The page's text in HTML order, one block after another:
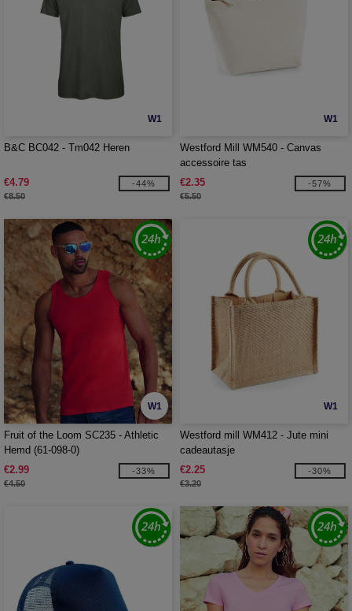
W1
B&C BC042 - Tm042 Heren
€4.79
€8.50
-44%
W1
Westford Mill WM540 - Canvas
accessoire tas
€2.35
€5.50
-57%
W1
Fruit of the Loom SC235 - Athletic
Hemd (61-098-0)
€2.99
€4.50
-33%
W1
Westford mill WM412 - Jute mini
cadeautasje
€2.25
€3.20
-30%